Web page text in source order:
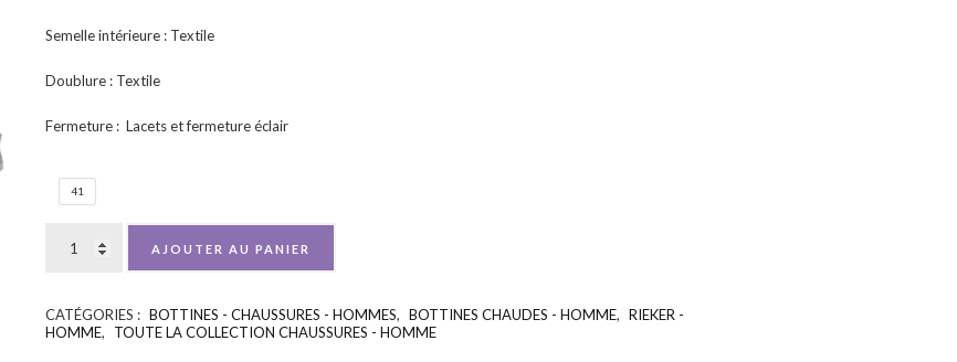
Semelle intérieure : Textile
Doublure : Textile
Fermeture : Lacets et fermeture éclair
41
AJOUTER AU PANIER
CATÉGORIES : BOTTINES - CHAUSSURES - HOMMES, BOTTINES CHAUDES - HOMME, RIEKER -
HOMME, TOUTE LA COLLECTION CHAUSSURES - HOMME